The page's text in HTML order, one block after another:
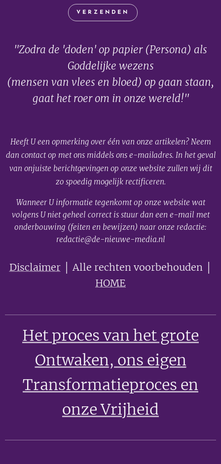
VERZENDEN
"Zodra de 'doden' op papier (Persona) als
Goddelijke wezens
(mensen van vlees en bloed) op gaan staan,
gaat het roer om in onze wereld!"
Heeft U een opmerking over één van onze artikelen? Neem
dan contact op met ons middels ons e-mailadres. In het geval
van onjuiste berichtgevingen op onze website zullen wij dit
zo spoedig mogelijk rectificeren.
Wanneer U informatie tegenkomt op onze website wat
volgens U niet geheel correct is stuur dan een e-mail met
onderbouwing (feiten en bewijzen) naar onze redactie:
redactie@de-nieuwe-media.nl
Disclaimer│ Alle rechten voorbehouden │
HOME
Het proces van het grote
Ontwaken, ons eigen
Transformatieproces en
onze Vrijheid